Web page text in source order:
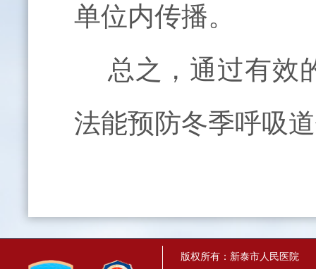
单位内传播。
总之，通过有效
法能预防冬季呼吸
版权所有：新泰市人民医院